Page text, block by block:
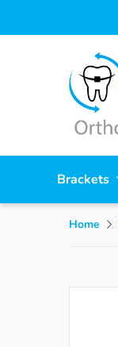
Brackets
Home